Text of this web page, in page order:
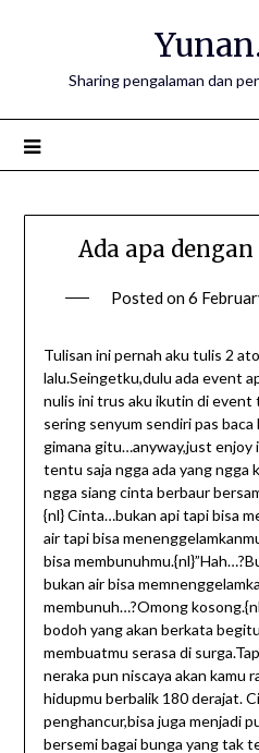
Sharing pengalaman dan
Ada apa
Posted on6
Tulisan ini pernah aku tulis 2
lalu.Seingetku,dulu ada event
nulis ini trus aku ikutin di
sering senyum sendiri pas
gimana gitu…anyway,just enjoy
tentu saja ngga ada yang ngga
ngga siang cinta berbaur
{nl} Cinta…bukan api tapi bisa
air tapi bisa
bisa
bukan air bisa
membunuh…?Omong
bodoh yang akan berkata
membuatmu serasa di
neraka pun niscaya akan kamu
hidupmu berbalik 180 derajat.
penghancur,bisa juga menjadi
bersemi bagai bunga yang tak